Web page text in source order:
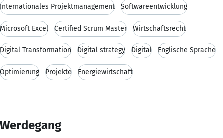
Internationales Projektmanagement Softwareentwicklung
Microsoft Excel Certified Scrum Master Wirtschaftsrecht
Digital Transformation Digital strategy Digital Englische Sprache
Optimierung Projekte Energiewirtschaft
Werdegang